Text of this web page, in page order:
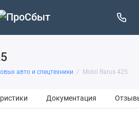
авто и спецтехники Mobil Rarus 425
Документация